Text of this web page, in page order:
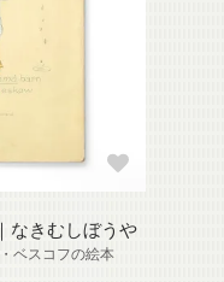
なきむしぼうや
ベスコフの絵本